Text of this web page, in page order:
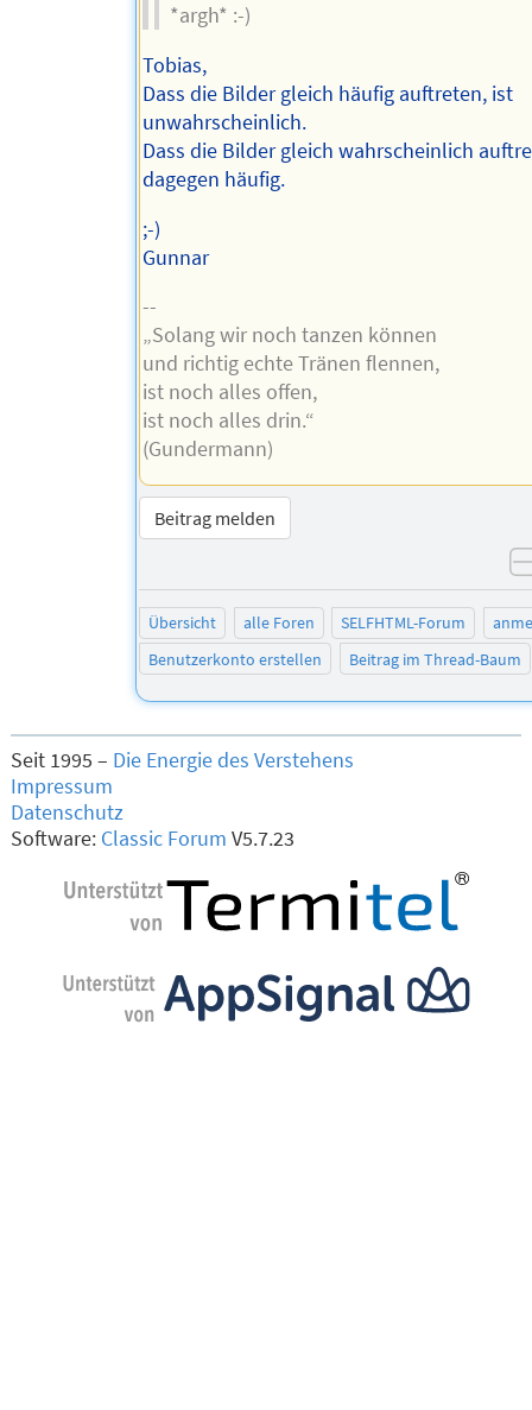
*argh* :-)
Tobias,
Dass die Bilder gleich häufig auftreten, ist
unwahrscheinlich.
Dass die Bilder gleich wahrscheinlich
dagegen häufig.
;-)
Gunnar
--
„Solang wir noch tanzen können
und richtig echte Tränen flennen,
ist noch alles offen,
ist noch alles drin.“
(Gundermann)
Beitrag melden
Übersicht alle Foren SELFHTML-Forum
Benutzerkonto erstellen
Beitrag im Thread-Baum
Seit 1995 – Die Energie des Verstehens
Impressum
Datenschutz
Software: Classic Forum V5.7.23